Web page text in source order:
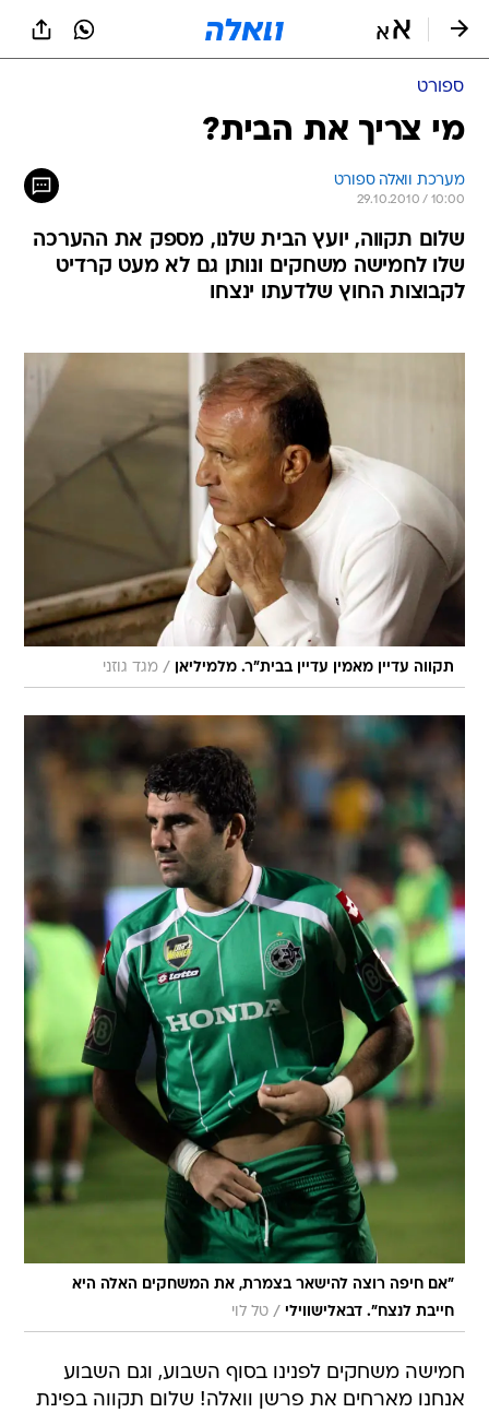
ספורט
מי צריך את הבית?
מערכת וואלה ספורט
29.10.2010 / 10:00
שלום תקווה, יועץ הבית שלנו, מספק את ההערכה
שלו לחמישה משחקים ונותן גם לא מעט קרדיט
לקבוצות החוץ שלדעתו ינצחו
תקווה עדיין מאמין עדיין בבית"ר. מלמיליאן / מגד גוזני
"אם חיפה רוצה להישאר בצמרת, את המשחקים האלה היא
חייבת לנצח". דבאלישווילי / טל לוי
חמישה משחקים לפנינו בסוף השבוע, וגם השבוע
אנחנו מארחים את פרשן וואלה! שלום תקווה בפינת